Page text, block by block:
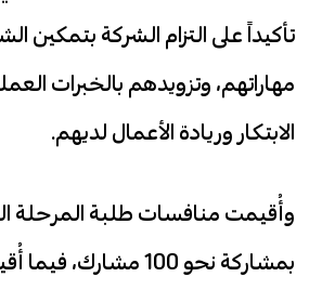
تأكيداً على التزام الشركة بتمكين
مهاراتهم، وتزويدهم بالخبرات
الابتكار وريادة الأعمال لديهم.
بمشاركة نحو 100